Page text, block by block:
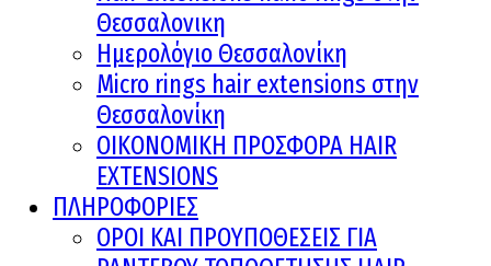
Θεσσαλονικη
Ημερολόγιο Θεσσαλονίκη
Micro rings hair extensions στην
Θεσσαλονίκη
ΟΙΚΟΝΟΜΙΚΗ ΠΡΟΣΦΟΡΑ HAIR
EXTENSIONS
ΠΛΗΡΟΦΟΡΙΕΣ
ΟΡΟΙ ΚΑΙ ΠΡOΥΠΟΘΕΣΕΙΣ ΓΙΑ